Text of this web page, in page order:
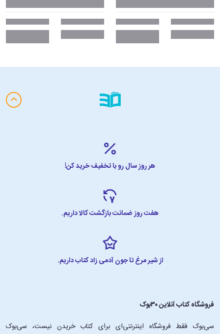
هر روز سال رو با تخفیف خرید کن!
هفت روز ضمانت بازگشت کالا داریم.
از شیر مرغ تا جون آدمی زاد کتاب داریم.
فروشگاه کتاب آنلاین ۳۰بوک
سی‌بوک فقط فروشگاه اینترنتی‌ای برای کتاب خریدن نیست، سی‌بوک